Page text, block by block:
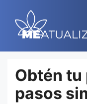
contenido
Obtén tu
pasos